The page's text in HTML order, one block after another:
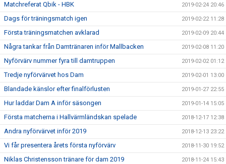
Matchreferat Qbik - HBK 2019-02-24 20:46
Dags för träningsmatch igen 2019-02-22 11:28
Första träningsmatchen avklarad 2019-02-09 20:44
Några tankar från Damtränaren inför Mallbacken 2019-02-08 11:20
Nyförvärv nummer fyra till damtruppen 2019-02-02 01:12
Tredje nyförvärvet hos Dam 2019-02-01 13:00
Blandade känslor efter finalförlusten 2019-01-27 22:55
Hur laddar Dam A inför säsongen 2019-01-14 15:05
Första matcherna i Hallvärmländskan spelade 2018-12-17 12:38
Andra nyförvärvet inför 2019 2018-12-13 23:22
Vi får presentera årets första nyförvärv 2018-11-30 19:52
Niklas Christensson tränare för dam 2019 2018-11-24 15:43